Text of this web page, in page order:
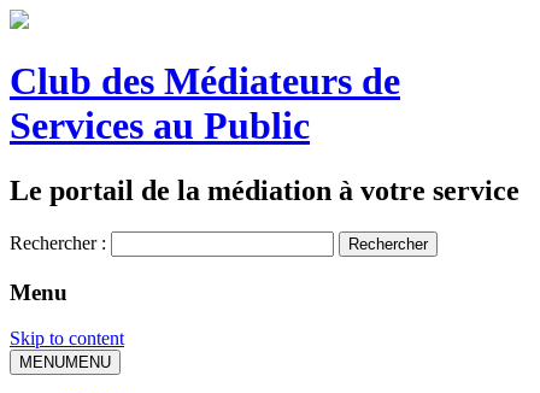
Club des Médiateurs de
Services au Public
Le portail de la médiation à votre service
Rechercher :
Menu
Skip to content
MENUMENU